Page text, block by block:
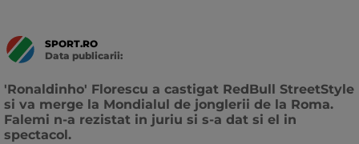
SPORT.RO
Data publicarii:
'Ronaldinho' Florescu a castigat RedBull StreetStyle
si va merge la Mondialul de jonglerii de la Roma.
Falemi n-a rezistat in juriu si s-a dat si el in
spectacol.